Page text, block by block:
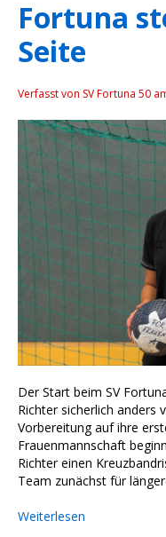
Fortuna
Seite
Verfasst von SV Fortuna 50
Der Start beim SV
Richter sicherlich anders
Vorbereitung auf ihre
Frauenmannschaft
Richter einen
Team zunächst für
Weiterlesen